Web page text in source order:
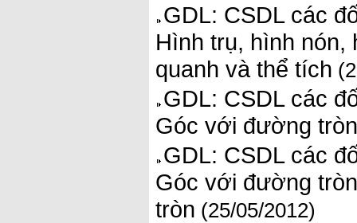
GDL: CSDL các
Hình trụ, hình nón,
quanh và thể tích
GDL: CSDL các
Góc với đường
GDL: CSDL các
Góc với đường
tròn (25/05/2012)